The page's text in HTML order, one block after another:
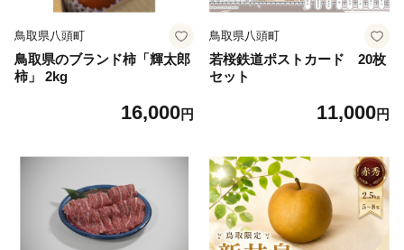
鳥取県八頭町
鳥取県のブランド柿「輝太郎
柿」 2kg
16,000円
鳥取県八頭町
若桜鉄道ポストカード 20枚
セット
11,000円